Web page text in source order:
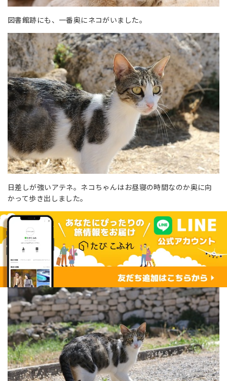
図書館跡にも、一番奥にネコがいました。
日差しが強いアテネ。ネコちゃんはお昼寝の時間なのか奥に向
かって歩き出しました。